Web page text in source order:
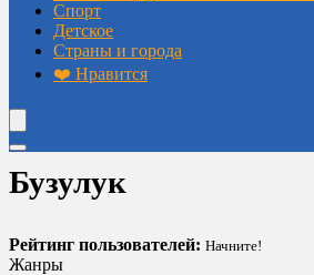
Спорт
Детское
Страны и города
❤️ Нравится
Бузулук
Рейтинг пользователей: Начните!
Жанры